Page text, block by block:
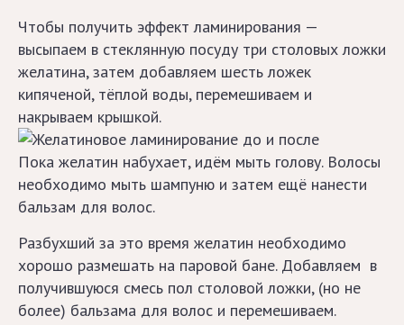
день
Прически
с чёлкой
Свадебные
прически
Проблемы
Выпадение
Чтобы получить эффект ламинирования —
высыпаем в стеклянную посуду три столовых ложки
желатина, затем добавляем шесть ложек
кипяченой, тёплой воды, перемешиваем и
накрываем крышкой.
Пока желатин набухает, идём мыть голову. Волосы
необходимо мыть шампуню и затем ещё нанести
бальзам для волос.
Разбухший за это время желатин необходимо
хорошо размешать на паровой бане. Добавляем в
получившуюся смесь пол столовой ложки, (но не
более) бальзама для волос и перемешиваем.